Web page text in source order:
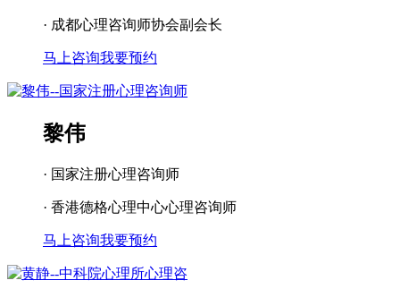
· 成都心理咨询师协会副会长
马上咨询我要预约
黎伟
· 国家注册心理咨询师
· 香港德格心理中心心理咨询师
马上咨询我要预约